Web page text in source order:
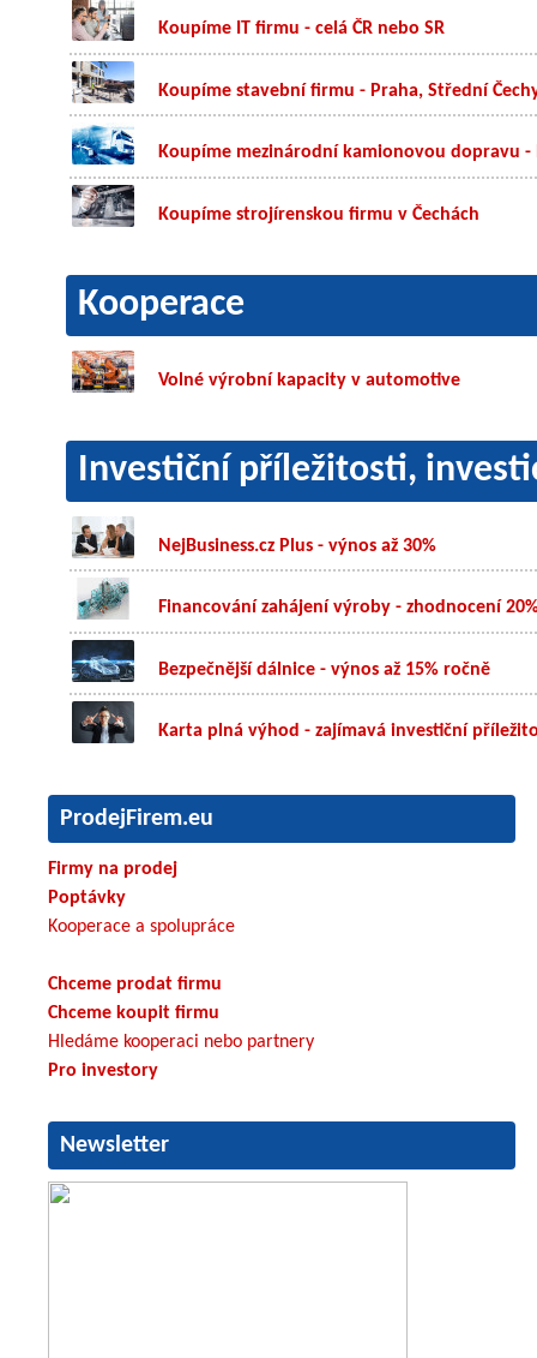
Koupíme IT firmu - celá ČR nebo SR
Koupíme stavební firmu - Praha, Střední
Koupíme mezinárodní kamionovou dopravu -
Koupíme strojírenskou firmu v Čechách
Kooperace
Volné výrobní kapacity v automotive
Investiční příležitosti,
NejBusiness.cz Plus - výnos až 30%
Financování zahájení výroby - zhodnocení
Bezpečnější dálnice - výnos až 15% ročně
Karta plná výhod - zajímavá investiční
ProdejFirem.eu
Firmy na prodej
Poptávky
Kooperace a spolupráce
Chceme prodat firmu
Chceme koupit firmu
Hledáme kooperaci nebo partnery
Pro investory
Newsletter